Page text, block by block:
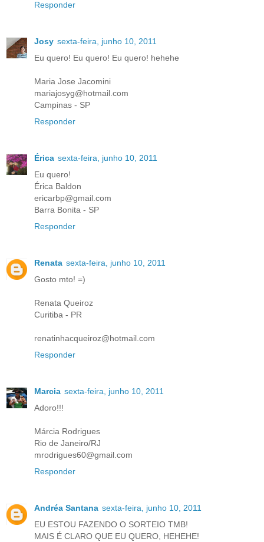
Responder
Josy sexta-feira, junho 10, 2011
Eu quero! Eu quero! Eu quero! hehehe
Maria Jose Jacomini
mariajosyg@hotmail.com
Campinas - SP
Responder
Érica sexta-feira, junho 10, 2011
Eu quero!
Érica Baldon
ericarbp@gmail.com
Barra Bonita - SP
Responder
Renata sexta-feira, junho 10, 2011
Gosto mto! =)
Renata Queiroz
Curitiba - PR
renatinhacqueiroz@hotmail.com
Responder
Marcia sexta-feira, junho 10, 2011
Adoro!!!
Márcia Rodrigues
Rio de Janeiro/RJ
mrodrigues60@gmail.com
Responder
Andréa Santana sexta-feira, junho 10, 2011
EU ESTOU FAZENDO O SORTEIO TMB!
MAIS É CLARO QUE EU QUERO, HEHEHE!